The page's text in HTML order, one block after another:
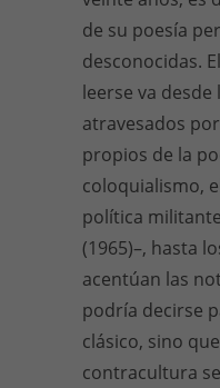
de su poesía
desconocidas.
leerse va
atravesados
propios de la
coloquialismo,
política
(1965)–, hasta
acentúan las
podría decirse
clásico, sino
contracultura